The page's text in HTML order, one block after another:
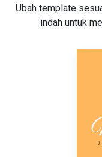
Ubah template
indah untuk